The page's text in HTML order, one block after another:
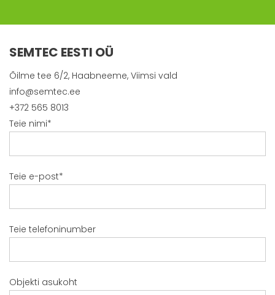
SEMTEC EESTI OÜ
Õilme tee 6/2, Haabneeme, Viimsi vald
info@semtec.ee
+372 565 8013
Teie nimi*
Teie e-post*
Teie telefoninumber
Objekti asukoht